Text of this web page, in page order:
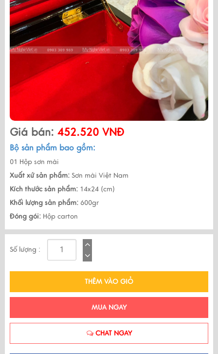
Giá bán: 452.520 VNĐ
Bộ sản phẩm bao gồm:
01 Hộp sơn mài
Xuất xứ sản phẩm: Sơn mài Việt Nam
Kích thước sản phẩm: 14x24 (cm)
Khối lượng sản phẩm: 600gr
Đóng gói: Hộp carton
Số lượng :
THÊM VÀO GIỎ
MUA NGAY
CHAT NGAY